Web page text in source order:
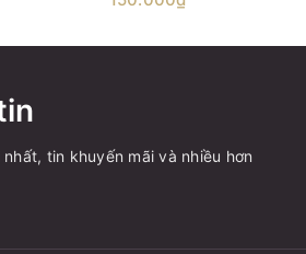
tin khuyến mãi và nhiều hơn